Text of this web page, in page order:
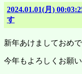
2024.01.01(月)
す
新年あけましておめ
今年もよろしくお願い